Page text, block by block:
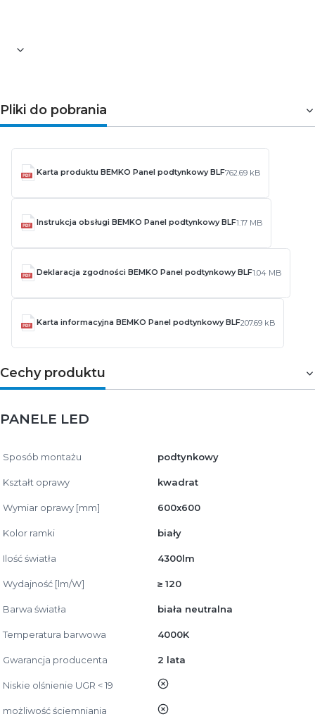
Pliki do pobrania
Karta produktu BEMKO Panel podtynkowy BLF762.69 kB
Instrukcja obsługi BEMKO Panel podtynkowy BLF1.17 MB
Deklaracja zgodności BEMKO Panel podtynkowy BLF1.04 MB
Karta informacyjna BEMKO Panel podtynkowy BLF207.69 kB
Cechy produktu
PANELE LED
Sposób montażu podtynkowy
Kształt oprawy kwadrat
Wymiar oprawy [mm] 600x600
Kolor ramki biały
Ilość światła 4300lm
Wydajność [lm/W] ≥ 120
Barwa światła biała neutralna
Temperatura barwowa 4000K
Gwarancja producenta 2 lata
Niskie olśnienie UGR < 19 nie
możliwość ściemniania nie